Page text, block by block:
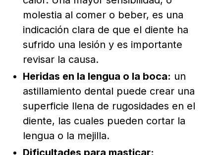
molestia al comer o beber, es una
indicación clara de que el diente ha
sufrido una lesión y es importante
revisar la causa.
Heridas en la lengua o la boca: un
astillamiento dental puede crear una
superficie llena de rugosidades en el
diente, las cuales pueden cortar la
lengua o la mejilla.
Dificultades para masticar: